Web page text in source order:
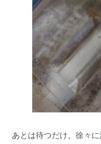
あとは待つだけ。徐々